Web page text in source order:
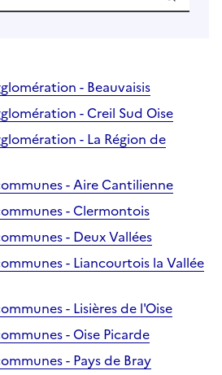
- Beauvaisis
- Creil Sud Oise
- La Région de
- Aire Cantilienne
- Clermontois
- Deux Vallées
- Liancourtois la Vallée
- Lisières de l'Oise
- Oise Picarde
- Pays de Bray